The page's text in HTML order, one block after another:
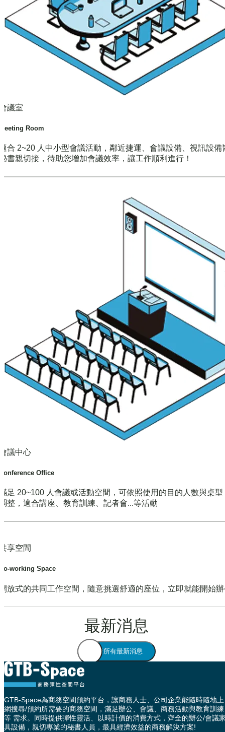
議室
Room
合 2~20 人中小型會議活動，鄰近捷運、會議設備、視訊設備
書親切接，待助您增加會議效率，讓工作順利進行！
議中心
Office
足 20~100 人會議或活動空間，可依照使用的目的人數與桌型
整，適合講座、教育訓練、記者會...等活動
享空間
working Space
放式的共同工作空間，隨意挑選舒適的座位，立即就能開始
最新消息
查看所有最新消息
GTB-Space為商務空間預約平台，讓商務人士、公司企業能隨時隨地上
網搜尋/預約所需要的商務空間，滿足辦公、會議、商務活動與教育訓練
等 需求。同時提供彈性靈活、以時計價的消費方式，齊全的辦公/會議
具設備，親切專業的秘書人員，最具經濟效益的商務解決方案!